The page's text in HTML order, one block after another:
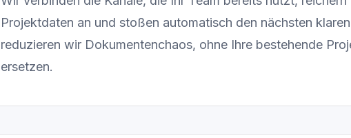
Projektdaten an und stoßen automatisch den nächsten
reduzieren wir Dokumentenchaos, ohne Ihre bestehende
ersetzen.